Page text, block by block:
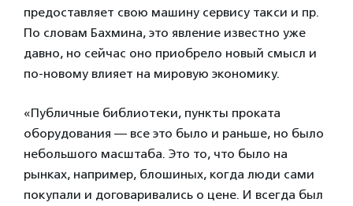
предоставляет свою машину сервису такси и пр.
По словам Бахмина, это явление известно уже
давно, но сейчас оно приобрело новый смысл и
по-новому влияет на мировую экономику.
«Публичные библиотеки, пункты проката
оборудования — все это было и раньше, но было
небольшого масштаба. Это то, что было на
рынках, например, блошиных, когда люди сами
покупали и договаривались о цене. И всегда был